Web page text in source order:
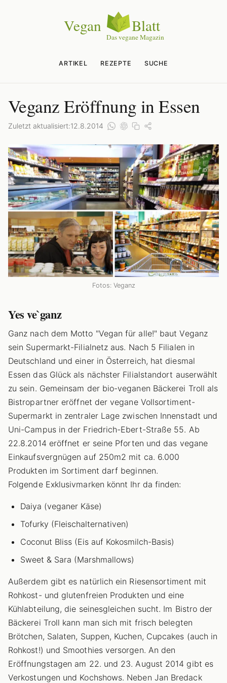
ARTIKEL REZEPTE SUCHE
Veganz Eröffnung in Essen
Zuletzt aktualisiert:12.8.2014
Fotos: Veganz
Yes ve`ganz
Ganz nach dem Motto "Vegan für alle!" baut Veganz
sein Supermarkt-Filialnetz aus. Nach 5 Filialen in
Deutschland und einer in Österreich, hat diesmal
Essen das Glück als nächster Filialstandort auserwählt
zu sein. Gemeinsam der bio-veganen Bäckerei Troll als
Bistropartner eröffnet der vegane Vollsortiment-
Supermarkt in zentraler Lage zwischen Innenstadt und
Uni-Campus in der Friedrich-Ebert-Straße 55. Ab
22.8.2014 eröffnet er seine Pforten und das vegane
Einkaufsvergnügen auf 250m2 mit ca. 6.000
Produkten im Sortiment darf beginnen.
Folgende Exklusivmarken könnt Ihr da finden:
Daiya (veganer Käse)
Tofurky (Fleischalternativen)
Coconut Bliss (Eis auf Kokosmilch-Basis)
Sweet & Sara (Marshmallows)
Außerdem gibt es natürlich ein Riesensortiment mit
Rohkost- und glutenfreien Produkten und eine
Kühlabteilung, die seinesgleichen sucht. Im Bistro der
Bäckerei Troll kann man sich mit frisch belegten
Brötchen, Salaten, Suppen, Kuchen, Cupcakes (auch in
Rohkost!) und Smoothies versorgen. An den
Eröffnungstagen am 22. und 23. August 2014 gibt es
Verkostungen und Kochshows. Neben Jan Bredack